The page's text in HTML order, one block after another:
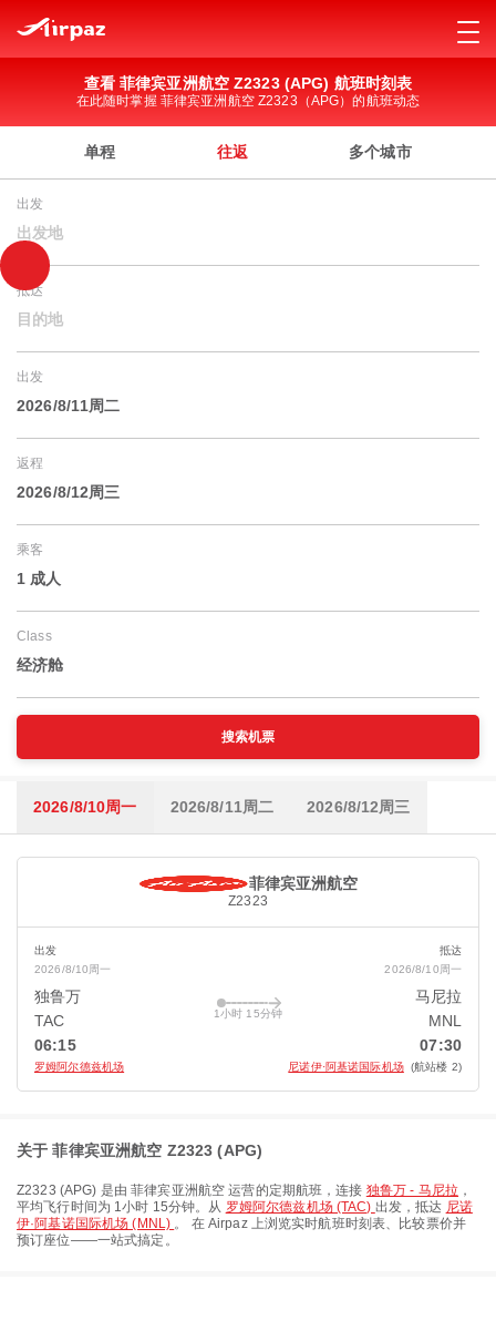
查看 菲律宾亚洲航空 Z2323 (APG) 航班时刻表
在此随时掌握 菲律宾亚洲航空 Z2323（APG）的航班动态
单程 往返 多个城市
出发
出发地
抵达
目的地
出发
2026/8/11周二
返程
2026/8/12周三
乘客
1 成人
Class
经济舱
搜索机票
2026/8/10周一 2026/8/11周二 2026/8/12周三
菲律宾亚洲航空
Z2323
出发
2026/8/10周一
独鲁万
TAC
06:15
罗姆阿尔德兹机场
1小时 15分钟
抵达
2026/8/10周一
马尼拉
MNL
07:30
尼诺伊·阿基诺国际机场 (航站楼 2)
关于 菲律宾亚洲航空 Z2323 (APG)
Z2323 (APG) 是由菲律宾亚洲航空 运营的定期航班，连接 独鲁万 - 马尼拉 ，
平均飞行时间为 1小时 15分钟。从 罗姆阿尔德兹机场 (TAC) 出发，抵达 尼诺
伊·阿基诺国际机场 (MNL) 。 在 Airpaz 上浏览实时航班时刻表、比较票价并
预订座位——一站式搞定。